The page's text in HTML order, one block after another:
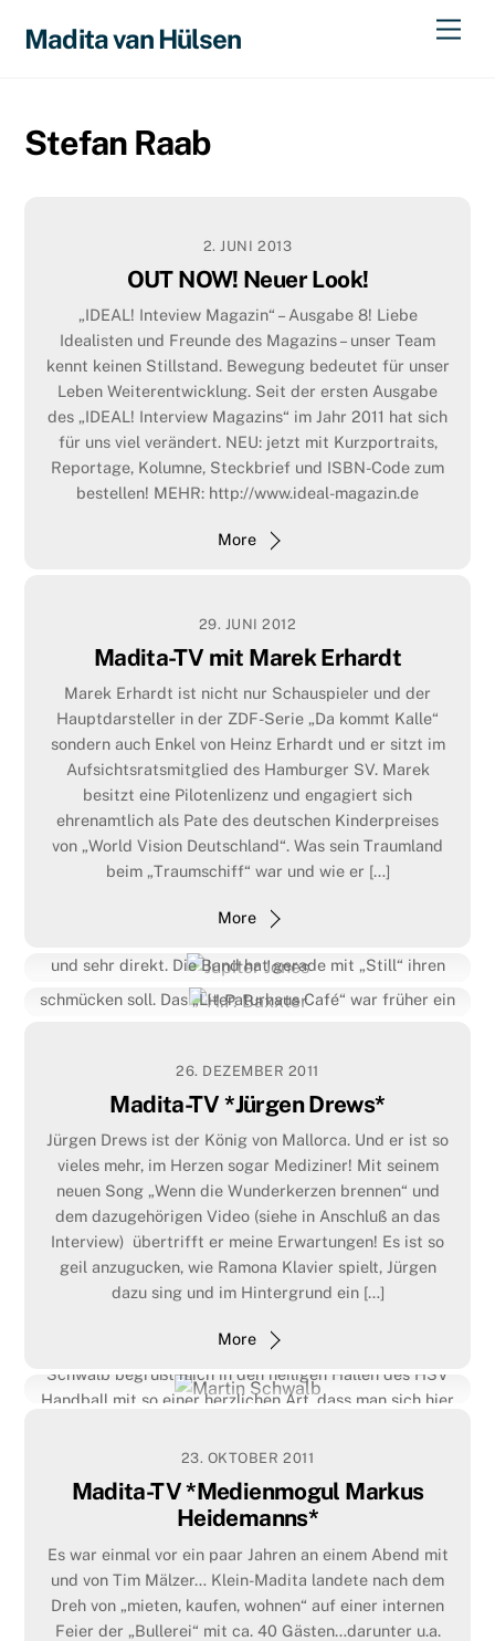
Madita van Hülsen
Stefan Raab
2. JUNI 2013
OUT NOW! Neuer Look!
„IDEAL! Inteview Magazin“ – Ausgabe 8! Liebe
Idealisten und Freunde des Magazins – unser Team
kennt keinen Stillstand. Bewegung bedeutet für unser
Leben Weiterentwicklung. Seit der ersten Ausgabe
des „IDEAL! Interview Magazins“ im Jahr 2011 hat sich
für uns viel verändert. NEU: jetzt mit Kurzportraits,
Reportage, Kolumne, Steckbrief und ISBN-Code zum
bestellen! MEHR: http://www.ideal-magazin.de
More
29. JUNI 2012
Madita-TV mit Marek Erhardt
Marek Erhardt ist nicht nur Schauspieler und der
Hauptdarsteller in der ZDF-Serie „Da kommt Kalle“
sondern auch Enkel von Heinz Erhardt und er sitzt im
Aufsichtsratsmitglied des Hamburger SV. Marek
besitzt eine Pilotenlizenz und engagiert sich
ehrenamtlich als Pate des deutschen Kinderpreises
von „World Vision Deutschland“. Was sein Traumland
beim „Traumschiff“ war und wie er […]
More
1. JUNI 2012
Jupiter Jones
Stur, eigensinnig, liebenswert. Eigentlich ist es schnell
und sehr direkt. Die Band hat gerade mit „Still“ ihren
ersten Echo gewonnen. Es hat zehn Jahre gedauert bis die
und Selbstzweifel. Die deutschen Texte […]
More
2. MÄRZ 2012
H.P. Baxxter
an der Alster und warte auf den Mann, der unser Cover
schmücken soll. Das „Literaturhaus Café“ war früher ein
Madita, sorry tut mir leid, ich komme 20 Minuten später. Ich
hoffe, […]
More
26. DEZEMBER 2011
Madita-TV *Jürgen Drews*
Jürgen Drews ist der König von Mallorca. Und er ist so
vieles mehr, im Herzen sogar Mediziner! Mit seinem
neuen Song „Wenn die Wunderkerzen brennen“ und
dem dazugehörigen Video (siehe in Anschluß an das
Interview) übertrifft er meine Erwartungen! Es ist so
geil anzugucken, wie Ramona Klavier spielt, Jürgen
dazu sing und im Hintergrund ein […]
More
7. DEZEMBER 2011
Spieler – Trainer – Praesident – sportverrückt! Martin
Schwalb begrüßt mich in den heiligen Hallen des HSV
Handball mit so einer herzlichen Art, dass man sich hier
dieser Mann ist 1,94 m groß und gewann dieses Jahr mit
More
23. OKTOBER 2011
Madita-TV *Medienmogul Markus
Heidemanns*
Es war einmal vor ein paar Jahren an einem Abend mit
und von Tim Mälzer… Klein-Madita landete nach dem
Dreh von „mieten, kaufen, wohnen“ auf einer internen
Feier der „Bullerei“ mit ca. 40 Gästen…darunter u.a.